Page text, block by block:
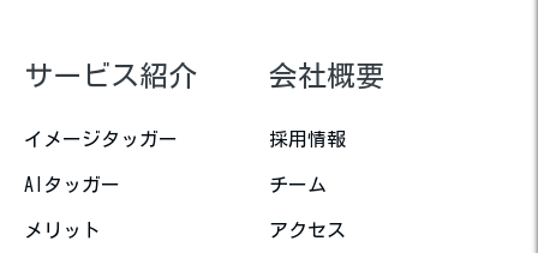
サービス紹介
イメージタッガー
AIタッガー
メリット
会社概要
採用情報
チーム
アクセス